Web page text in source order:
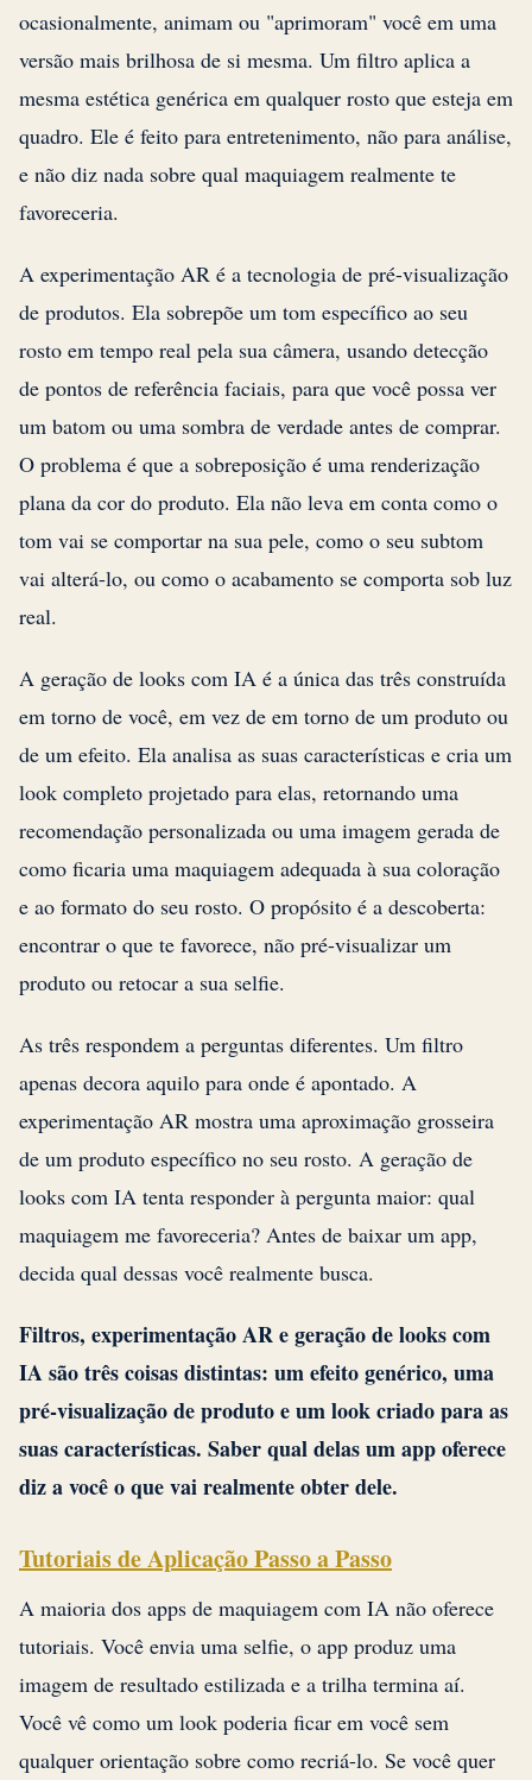
ocasionalmente, animam ou "aprimoram" você em uma
versão mais brilhosa de si mesma. Um filtro aplica a
mesma estética genérica em qualquer rosto que esteja em
quadro. Ele é feito para entretenimento, não para análise,
e não diz nada sobre qual maquiagem realmente te
favoreceria.
A experimentação AR é a tecnologia de pré-visualização
de produtos. Ela sobrepõe um tom específico ao seu
rosto em tempo real pela sua câmera, usando detecção
de pontos de referência faciais, para que você possa ver
um batom ou uma sombra de verdade antes de comprar.
O problema é que a sobreposição é uma renderização
plana da cor do produto. Ela não leva em conta como o
tom vai se comportar na sua pele, como o seu subtom
vai alterá-lo, ou como o acabamento se comporta sob luz
real.
A geração de looks com IA é a única das três construída
em torno de você, em vez de em torno de um produto ou
de um efeito. Ela analisa as suas características e cria um
look completo projetado para elas, retornando uma
recomendação personalizada ou uma imagem gerada de
como ficaria uma maquiagem adequada à sua coloração
e ao formato do seu rosto. O propósito é a descoberta:
encontrar o que te favorece, não pré-visualizar um
produto ou retocar a sua selfie.
As três respondem a perguntas diferentes. Um filtro
apenas decora aquilo para onde é apontado. A
experimentação AR mostra uma aproximação grosseira
de um produto específico no seu rosto. A geração de
looks com IA tenta responder à pergunta maior: qual
maquiagem me favoreceria? Antes de baixar um app,
decida qual dessas você realmente busca.
Filtros, experimentação AR e geração de looks com
IA são três coisas distintas: um efeito genérico, uma
pré-visualização de produto e um look criado para as
suas características. Saber qual delas um app oferece
diz a você o que vai realmente obter dele.
Tutoriais de Aplicação Passo a Passo
A maioria dos apps de maquiagem com IA não oferece
tutoriais. Você envia uma selfie, o app produz uma
imagem de resultado estilizada e a trilha termina aí.
Você vê como um look poderia ficar em você sem
qualquer orientação sobre como recriá-lo. Se você quer